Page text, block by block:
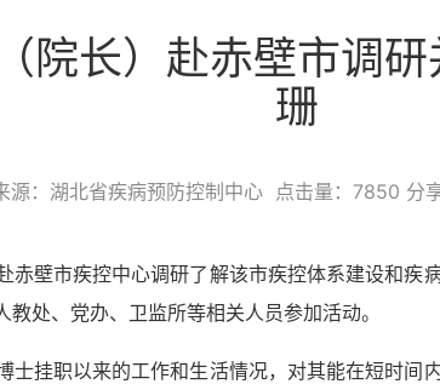
院长）赴赤壁市调
珊
源：湖北省疾病预防控制中心 点击量： 7850 分
赤壁市疾控中心调研了解该市疾控体系建设和
处、党办、卫监所等相关人员参加活动。
士挂职以来的工作和生活情况，对其能在短时